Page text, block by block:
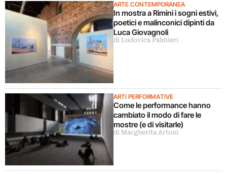
ARTE CONTEMPORANEA
In mostra a Rimini i sogni estivi,
poetici e malinconici dipinti da
Luca Giovagnoli
di Ludovica Palmieri
ARTI PERFORMATIVE
Come le performance hanno
cambiato il modo di fare le
mostre (e di visitarle)
di Margherita Artoni